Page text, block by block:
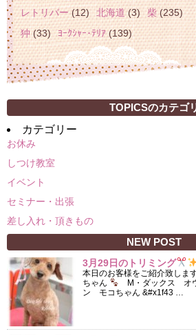
レトリバー(12) 北海道(3) 柴(235)
狆(33) ﾖｰｸｼｬｰ･ﾃﾘｱ(139)
TOPICSのカテゴ
カテゴリー
お休み
しつけ教室
イベント
セミナー・出張
差し入れ・頂きもの
NEW POST
3月29日のトリミング
本日のお客様をご紹介致しま
ちゃん
M・ダックス オ
ン モコちゃん &#x1f43 …